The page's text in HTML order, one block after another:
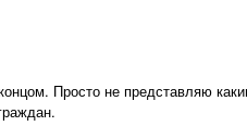
Просто не представляю